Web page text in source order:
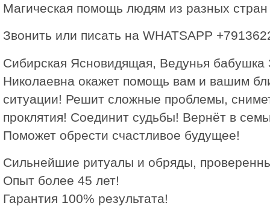
Магическая помощь людям из разных стран
Звонить или писать на WHATSAPP
Сибирская Ясновидящая, Ведунья бабушка
Николаевна окажет помощь вам и вашим
ситуации! Решит сложные проблемы,
проклятия! Соединит судьбы! Вернёт в
Поможет обрести счастливое будущее!
Сильнейшие ритуалы и обряды,
Опыт более 45 лет!
Гарантия 100% результата!